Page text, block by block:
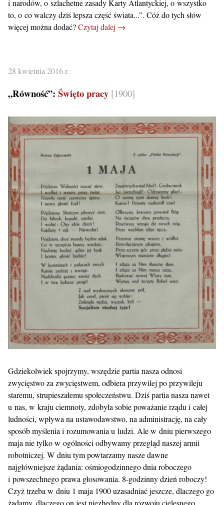
i narodów, o szlachetne zasady Karty Atlantyckiej, o wszystko
to, o co walczy dziś lepsza część świata...”. Cóż do tych słów
więcej można dodać?Czytaj dalej →
28 kwietnia 2016 r.
„Równość”: Święto pracy [1900]
Gdziekolwiek spojrzymy, wszędzie partia nasza odnosi
zwycięstwo za zwycięstwem, odbiera przywilej po przywileju
staremu, strupieszałemu społeczeństwu. Dziś partia nasza nawet
u nas, w kraju ciemnoty, zdobyła sobie poważanie rządu i całej
ludności, wpływa na ustawodawstwo, na administrację, na cały
sposób myślenia i rozumowania u ludzi. Ale w dniu pierwszego
maja nie tylko w ogólności odbywamy przegląd naszej armii
robotniczej. W dniu tym powtarzamy nasze dawne
najgłówniejsze żądania: ośmiogodzinnego dnia roboczego
i powszechnego prawa głosowania. 8-godzinny dzień roboczy!
Czyż trzeba w dniu 1 maja 1900 uzasadniać jeszcze, dlaczego go